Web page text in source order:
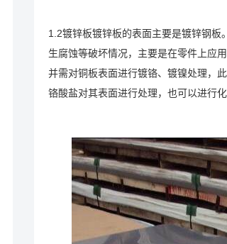
1.2镀锌板镀锌板的表面主要是镀锌钢
生腐蚀等破坏情况，主要是在零件上应
并需对铜板表面进行镀铬、镀镍处理，
铬酸盐对其表面进行处理，也可以进行